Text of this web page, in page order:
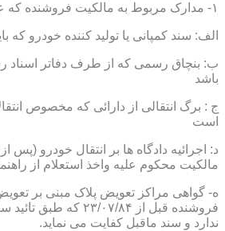
۱- مدارک مربوط به مالکیت فروشنده که عبارتند از
الف: سند کمپانی یا تولید کننده خودرو که
ب: بنچاق رسمی که از طرف دفاتر اسناد
باشد
ج : برگ انتقالی از دارائی که مخصوص
است
د: اجرائیه دادگاه ها بر انتقال خودرو (پس
مالکیت محکوم علیه واخذ استعلام از
ه- گواهی مراکز تعویض پلاک مبنی بر
فروشنده قبل از ۲۳/۰۷/۸۴
ندارد و سند ماقبل کفایت می نماید.